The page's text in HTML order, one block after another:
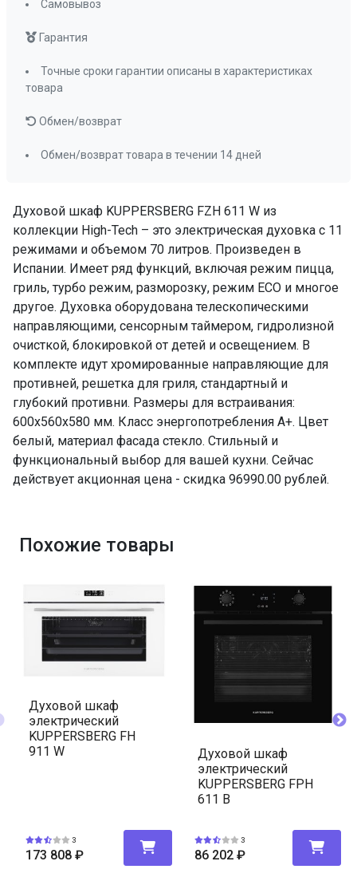
Класс энергопотребления
Телескопические направляющие
2-х уровневые
Таймер
сенсорный,
Очистка духовки
гидролизная
Количество стекол дверцы
Блокировка от детей
да
Освещение
да
Направляющие для противней
хромированные,
съемные
Решетка для гриля
да
Стандартный противень
да
Глубокий противень
ПРОМО Скидка
=96990.00
Духовой шкаф KUPPERSBERG FZH 611 W из
коллекции High-Tech – это электрическая духовка с 11
режимами и объемом 70 литров. Произведен в
Испании. Имеет ряд функций, включая режим пицца,
гриль, турбо режим, разморозку, режим ECO и многое
другое. Духовка оборудована телескопическими
направляющими, сенсорным таймером, гидролизной
очисткой, блокировкой от детей и освещением. В
комплекте идут хромированные направляющие для
противней, решетка для гриля, стандартный и
глубокий противни. Размеры для встраивания:
600х560х580 мм. Класс энергопотребления A+. Цвет
белый, материал фасада стекло. Стильный и
функциональный выбор для вашей кухни. Сейчас
действует акционная цена - скидка 96990.00 рублей.
Самовывоз
Гарантия
Точные сроки гарантии описаны в характеристиках
товара
Обмен/возврат
Обмен/возврат товара в течении 14 дней
Похожие товары
Духовой шкаф
электрический
KUPPERSBERG FH
911 W
3
173 808 ₽
Духовой шкаф
электрический
KUPPERSBERG FPH
611 B
3
86 202 ₽